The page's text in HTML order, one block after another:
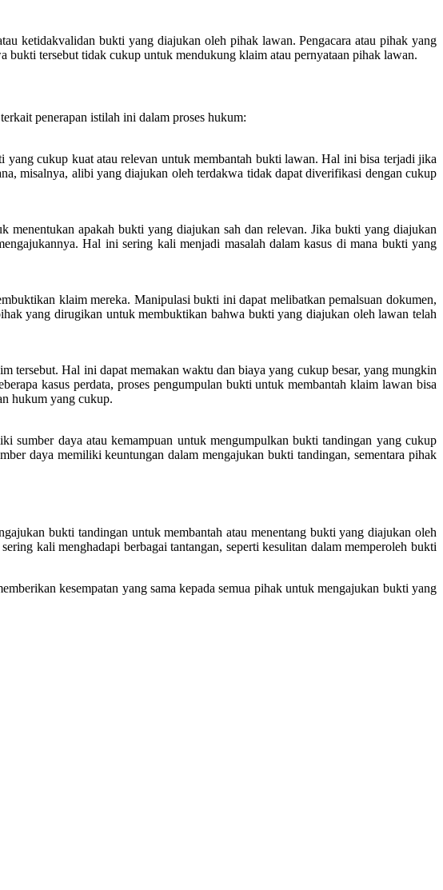
ketidakvalidan bukti yang diajukan oleh pihak lawan. Pengacara atau pihak yang
bukti tersebut tidak cukup untuk mendukung klaim atau pernyataan pihak lawan.
penerapan istilah ini dalam proses hukum:
yang cukup kuat atau relevan untuk membantah bukti lawan. Hal ini bisa terjadi jika
misalnya, alibi yang diajukan oleh terdakwa tidak dapat diverifikasi dengan cukup
menentukan apakah bukti yang diajukan sah dan relevan. Jika bukti yang diajukan
Hal ini sering kali menjadi masalah dalam kasus di mana bukti yang
klaim mereka. Manipulasi bukti ini dapat melibatkan pemalsuan dokumen,
yang dirugikan untuk membuktikan bahwa bukti yang diajukan oleh lawan telah
tersebut. Hal ini dapat memakan waktu dan biaya yang cukup besar, yang mungkin
kasus perdata, proses pengumpulan bukti untuk membantah klaim lawan bisa
hukum yang cukup.
sumber daya atau kemampuan untuk mengumpulkan bukti tandingan yang cukup
daya memiliki keuntungan dalam mengajukan bukti tandingan, sementara pihak
bukti tandingan untuk membantah atau menentang bukti yang diajukan oleh
kali menghadapi berbagai tantangan, seperti kesulitan dalam memperoleh bukti
kesempatan yang sama kepada semua pihak untuk mengajukan bukti yang